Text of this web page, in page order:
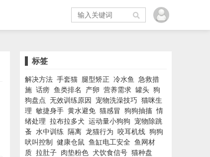
标签
解决方法 手套猫 腿型矫正 冷水鱼
急救措
施 话痨 鱼类排名 产卵 营养需求 罐头 狗
狗盘点 无效训练原因 宠物洗澡技巧 猫咪生
理 敏捷身手 黄水避免 猫感冒 狗狗抽搐 情
绪处理 拉布拉多犬 运动量小狗狗
宠物除跳
蚤 水中训练 隔离 龙猫行为 咬耳机线 狗狗
吠叫控制
健康仓鼠 鱼缸电工安全 鱼网材
质 拉肚子 肉垫粉色 犬饮食信号 猫种盘